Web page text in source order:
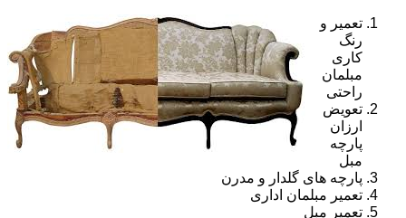
تعمیر و
رنگ
کاری
مبلمان
راحتی
تعویض
ارزان
پارچه
مبل
پارچه های گلدار و مدرن
تعمیر مبلمان اداری
تعمیر مبل